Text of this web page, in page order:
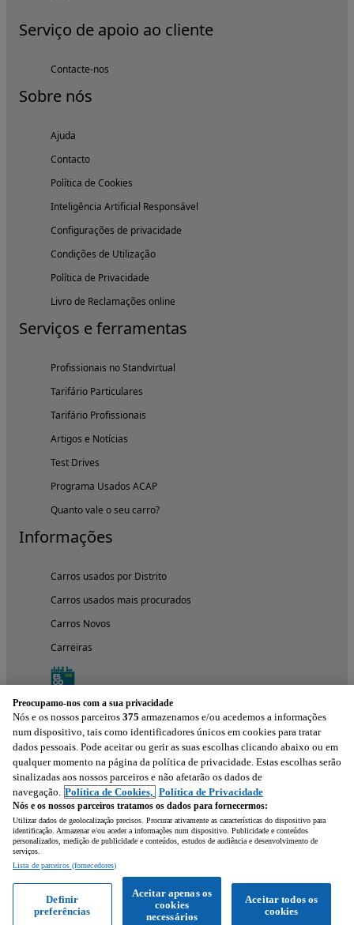
Serviço de apoio ao cliente
Contacte-nos
Sobre nós
Ajuda
Contacto
Política de Cookies
Inteligência Artificial Responsável
Configurações de privacidade
Condições de Utilização
Política de Privacidade
Livro de Reclamações online
Serviços e ferramentas
Profissionais no Standvirtual
Tarifário Particulares
Tarifário Profissionais
Artigos e Notícias
Test Drives
Programa Usados ACAP
Quanto vale o seu carro?
Informações
Carros usados por Distrito
Carros usados mais procurados
Carros Novos
Carreiras
Experimenta a aplicação
Preocupamo-nos com a sua privacidade
Nós e os nossos parceiros 375 armazenamos e/ou acedemos a informações
num dispositivo, tais como identificadores únicos em cookies para tratar
dados pessoais. Pode aceitar ou gerir as suas escolhas clicando abaixo ou em
qualquer momento na página da política de privacidade. Estas escolhas serão
sinalizadas aos nossos parceiros e não afetarão os dados de
navegação. Política de Cookies, Política de Privacidade
Nós e os nossos parceiros tratamos os dados para fornecermos:
Utilizar dados de geolocalização precisos. Procurar ativamente as características do dispositivo para
identificação. Armazenar e/ou aceder a informações num dispositivo. Publicidade e conteúdos
personalizados, medição de publicidade e conteúdos, estudos de audiência e desenvolvimento de
serviços.
Lista de parceiros (fornecedores)
Aceitar todos os
cookies
Aceitar apenas os
cookies
necessários
Definir
preferências